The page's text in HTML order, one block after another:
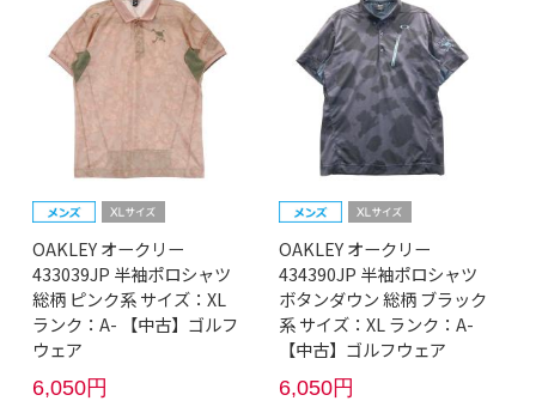
OAKLEY オークリー
433039JP 半袖ポロシャツ
総柄 ピンク系 サイズ：XL
ランク：A- 【中古】ゴルフ
ウェア
6,050円
OAKLEY オークリー
434390JP 半袖ポロシャツ
ボタンダウン 総柄 ブラック
系 サイズ：XL ランク：A-
【中古】ゴルフウェア
6,050円